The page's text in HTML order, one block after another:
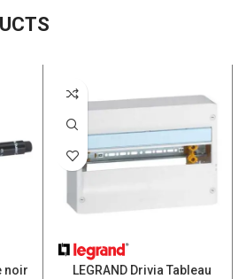
noir
LEGRAND Drivia Tableau